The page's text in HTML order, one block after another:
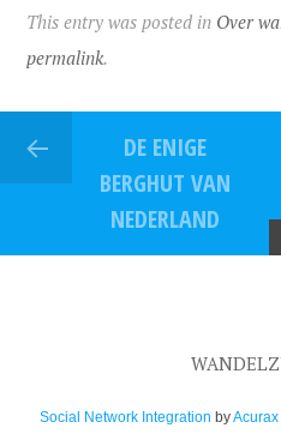
This entry was posted in Over
permalink.
DE ENIGE
BERGHUT VAN
NEDERLAND
Social Network Integration by